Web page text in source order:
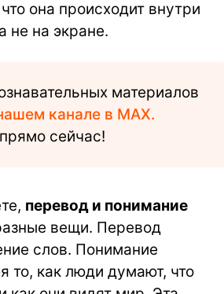
она происходит внутри
не на экране.
материалов
канале в MAX.
сейчас!
перевод и понимание
вещи. Перевод
слов. Понимание
то, как люди думают, что